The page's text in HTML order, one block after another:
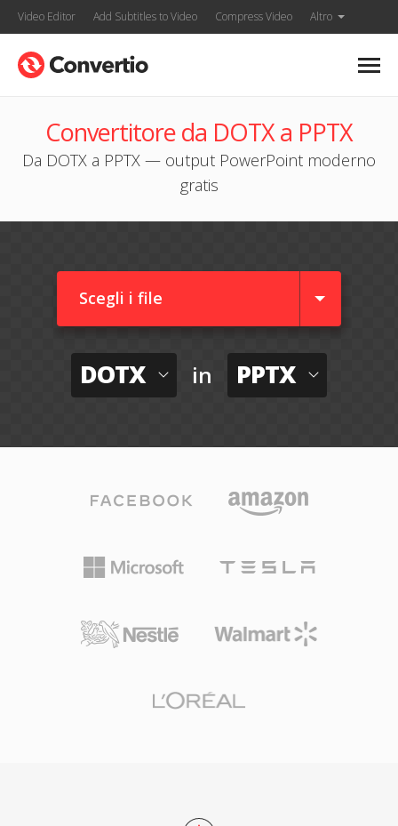
Video Editor Add Subtitles to Video Compress Video Altro
Convertitore da DOTX a PPTX
Da DOTX a PPTX — output PowerPoint moderno
gratis
Scegli i file
DOTX in PPTX